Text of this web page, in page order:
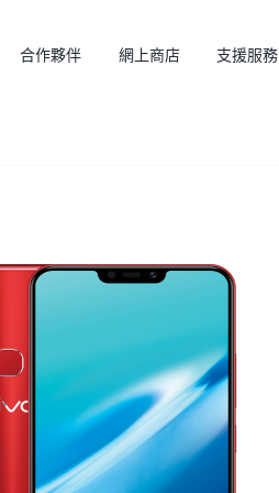
合作夥伴 網上商店 支援服務
新品 V60 Lite 5G